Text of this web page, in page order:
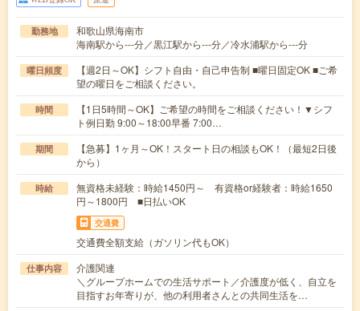
勤務地
和歌山県海南市
海南駅から---分／黒江駅から---分／冷水浦駅から---分
曜日頻度
【週2日～OK】シフト自由・自己申告制 ■曜日固定OK ■ご希
望の曜日をご相談ください。
時間
【1日5時間～OK】ご希望の時間をご相談ください！▼シフ
ト例日勤 9:00～18:00早番 7:00…
期間
【急募】1ヶ月～OK！スタート日の相談もOK！（最短2日後
から）
時給
無資格未経験：時給1450円～ 有資格or経験者：時給1650
円～1800円 ■日払いOK
交通費
交通費全額支給（ガソリン代もOK）
仕事内容
介護関連
＼グループホームでの生活サポート／介護度が低く、自立を
目指すお年寄りが、他の利用者さんとの共同生活を…